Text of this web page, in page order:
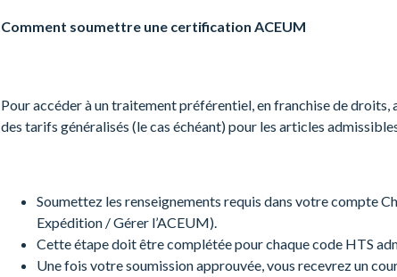
Comment soumettre une certification ACEUM
Pour accéder à un traitement préférentiel, en franchise de droits,
des tarifs généralisés (le cas échéant) pour les articles
Soumettez les renseignements requis dans votre compte
Expédition / Gérer l’ACEUM).
Cette étape doit être complétée pour chaque code HTS
Une fois votre soumission approuvée, vous recevrez un